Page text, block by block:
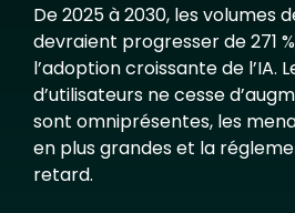
De 2025 à 2030, les volumes
devraient progresser de 271
l’adoption croissante de l’IA.
d’utilisateurs ne cesse
sont omniprésentes, les
en plus grandes et la
retard.